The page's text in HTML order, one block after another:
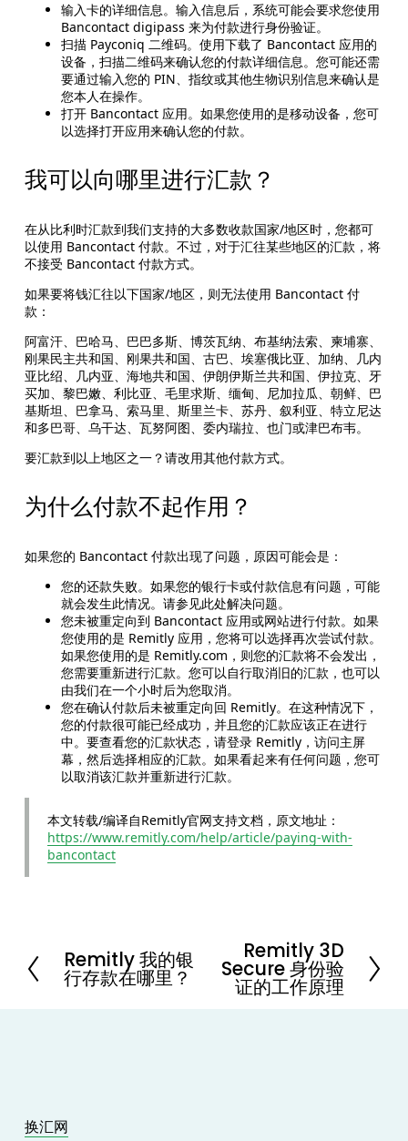
输入卡的详细信息。输入信息后，系统可能会要求您使用
Bancontact digipass 来为付款进行身份验证。
扫描 Payconiq 二维码。使用下载了 Bancontact 应用的
设备，扫描二维码来确认您的付款详细信息。您可能还需
要通过输入您的 PIN、指纹或其他生物识别信息来确认是
您本人在操作。
打开 Bancontact 应用。如果您使用的是移动设备，您可
以选择打开应用来确认您的付款。
我可以向哪里进行汇款？
在从比利时汇款到我们支持的大多数收款国家/地区时，您都可
以使用 Bancontact 付款。不过，对于汇往某些地区的汇款，将
不接受 Bancontact 付款方式。
如果要将钱汇往以下国家/地区，则无法使用 Bancontact 付
款：
阿富汗、巴哈马、巴巴多斯、博茨瓦纳、布基纳法索、柬埔寨、
刚果民主共和国、刚果共和国、古巴、埃塞俄比亚、加纳、几内
亚比绍、几内亚、海地共和国、伊朗伊斯兰共和国、伊拉克、牙
买加、黎巴嫩、利比亚、毛里求斯、缅甸、尼加拉瓜、朝鲜、巴
基斯坦、巴拿马、索马里、斯里兰卡、苏丹、叙利亚、特立尼达
和多巴哥、乌干达、瓦努阿图、委内瑞拉、也门或津巴布韦。
要汇款到以上地区之一？请改用其他付款方式。
为什么付款不起作用？
如果您的 Bancontact 付款出现了问题，原因可能会是：
您的还款失败。如果您的银行卡或付款信息有问题，可能
就会发生此情况。请参见此处解决问题。
您未被重定向到 Bancontact 应用或网站进行付款。如果
您使用的是 Remitly 应用，您将可以选择再次尝试付款。
如果您使用的是 Remitly.com，则您的汇款将不会发出，
您需要重新进行汇款。您可以自行取消旧的汇款，也可以
由我们在一个小时后为您取消。
您在确认付款后未被重定向回 Remitly。在这种情况下，
您的付款很可能已经成功，并且您的汇款应该正在进行
中。要查看您的汇款状态，请登录 Remitly，访问主屏
幕，然后选择相应的汇款。如果看起来有任何问题，您可
以取消该汇款并重新进行汇款。
本文转载/编译自Remitly官网支持文档，原文地址：
https://www.remitly.com/help/article/paying-with-
bancontact
P
r
Remitly 我的银
行存款在哪里？
Remitly 3D
Secure 身份验
证的工作原理
换汇网